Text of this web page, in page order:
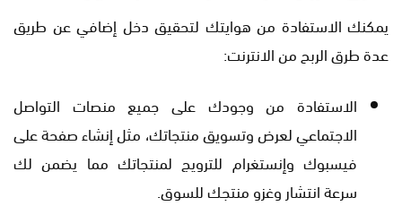
يمكنك الاستفادة من هوايتك لتحقيق دخل إضافي عن طريق
عدة طرق الربح من الانترنت:
الاستفادة من وجودك على جميع منصات التواصل
الاجتماعي لعرض وتسويق منتجاتك، مثل إنشاء صفحة على
فيسبوك وإنستغرام للترويج لمنتجاتك مما يضمن لك
سرعة انتشار وغزو منتجك للسوق.